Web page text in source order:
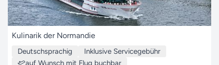
Kulinarik der Normandie
Deutschsprachig
Inklusive Servicegebühr
auf Wunsch mit Flug buchbar